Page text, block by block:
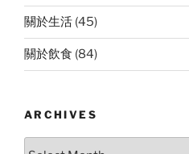
關於生活 (45)
關於飲食 (84)
ARCHIVES